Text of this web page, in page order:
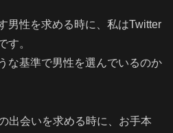
男性を求める時に、私はTwitter
す。
な基準で男性を選んでいるのか
出会いを求める時に、お手本